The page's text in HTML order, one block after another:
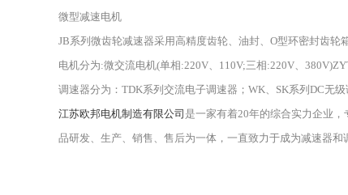
微型减速电机
JB系列微齿轮减速器采用高精度齿轮、油封、O型环密封齿
电机分为:微交流电机(单相:220V、110V;三相:220V、
调速器分为：TDK系列交流电子调速器；WK、SK系列DC无
江苏欧邦电机制造有限公司 是一家有着20年的综合实力企业
品研发、生产、销售、售后为一体，一直致力于成为减速器和